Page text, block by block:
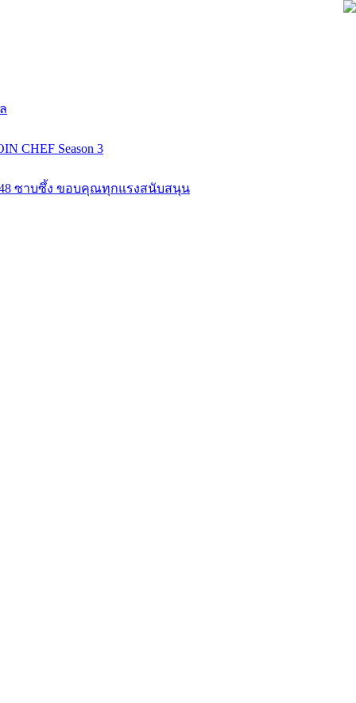
CHEF Season 3
ซาบซึ้ง ขอบคุณทุกแรงสนับสนุน